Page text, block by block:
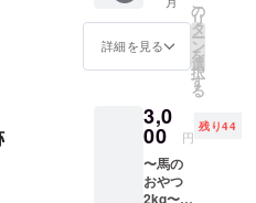
けしま
す。 さ
まざま
な種類
を 混ぜ
りする
ので 中
にはブ
ランド
の付い
詳細を見る
の
リ
タ
ー
ン
を
選
択
す
る
3,0
00 円
残り44
〜馬の
おやつ
2kg〜